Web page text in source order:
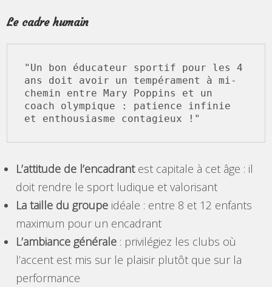
Le cadre humain
"Un bon éducateur sportif pour les 4
ans doit avoir un tempérament à mi-
chemin entre Mary Poppins et un
coach olympique : patience infinie
L’attitude de l’encadrantest capitale à cet âge : il
doit rendre le sport ludique et valorisant
La taille du groupe idéale : entre 8 et 12 enfants
maximum pour un encadrant
L’ambiance générale : privilégiez les clubs où
l’accent est mis sur le plaisir plutôt que sur la
performance